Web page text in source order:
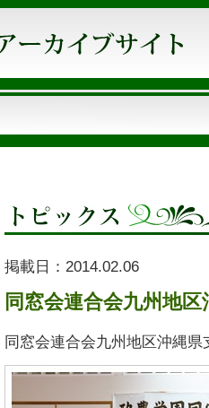
掲載日： 2014.02.06
同窓会連合会九州地
同窓会連合会九州地区沖縄県